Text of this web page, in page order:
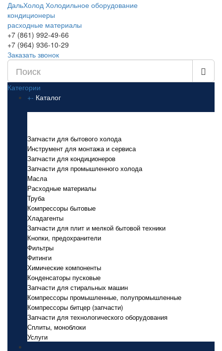
ДальХолод Холодильное оборудование
кондиционеры
расходные материалы
+7 (861) 992-49-66
+7 (964) 936-10-29
Заказать звонок
Категории
+- Каталог
Запчасти для бытового холода
Инструмент для монтажа и сервиса
Запчасти для кондиционеров
Запчасти для промышленного холода
Масла
Расходные материалы
Труба
Компрессоры бытовые
Хладагенты
Запчасти для плит и мелкой бытовой техники
Кнопки, предохранители
Фильтры
Фитинги
Химические компоненты
Конденсаторы пусковые
Запчасти для стиральных машин
Компрессоры промышленные, полупромышленные
Компрессоры битцер (запчасти)
Запчасти для технологического оборудования
Сплиты, моноблоки
Услуги